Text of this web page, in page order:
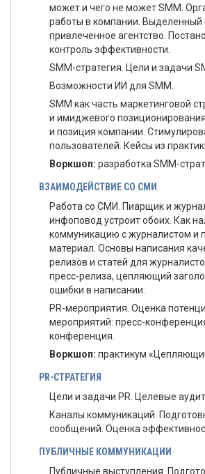
может и чего не может SMM.
работы в компании. Выделенный
привлеченное агентство.
контроль эффективности.
SMM-стратегия. Цели и задачи
Возможности ИИ для SMM.
SMM как часть маркетинговой
и имиджевого
и позиция компании.
пользователей. Кейсы из
Воркшоп: разработка SMM-
ВЗАИМОДЕЙСТВИЕ СО СМИ
Работа со СМИ. Пиарщик и
инфоповод устроит обоих. Как
коммуникацию с журналистом и
материал. Основы написания
релизов и статей для
пресс-релиза, цепляющий
ошибки в написании.
PR-мероприятия. Оценка
мероприятий: пресс-
конференция.
Воркшоп: практикум
PR-СТРАТЕГИЯ
Цели и задачи PR. Целевые
Каналы коммуникаций.
сообщений. Оценка
ПУБЛИЧНЫЕ КОММУНИКАЦИИ
Публичные выступления.